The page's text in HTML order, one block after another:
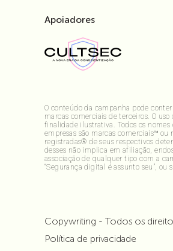
Apoiadores
O conteúdo da campanha pode
marcas comerciais de terceiros. O uso
finalidade ilustrativa. Todos os nomes
empresas são marcas comerciais™ ou
registradas® de seus respectivos
desses não implica em afiliação,
associação de qualquer tipo com a
“Segurança digital é assunto seu”, ou
Copywriting - Todos os
Política de privacidade